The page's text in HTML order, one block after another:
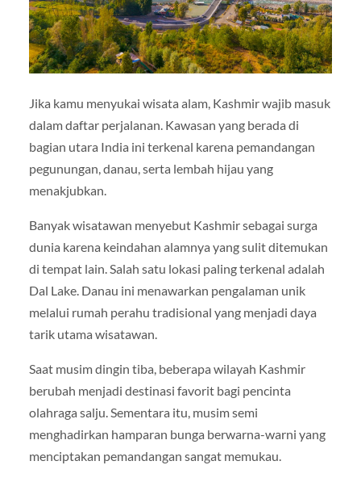
Jika kamu menyukai wisata alam, Kashmir wajib masuk
dalam daftar perjalanan. Kawasan yang berada di
bagian utara India ini terkenal karena pemandangan
pegunungan, danau, serta lembah hijau yang
menakjubkan.
Banyak wisatawan menyebut Kashmir sebagai surga
dunia karena keindahan alamnya yang sulit ditemukan
di tempat lain. Salah satu lokasi paling terkenal adalah
Dal Lake. Danau ini menawarkan pengalaman unik
melalui rumah perahu tradisional yang menjadi daya
tarik utama wisatawan.
Saat musim dingin tiba, beberapa wilayah Kashmir
berubah menjadi destinasi favorit bagi pencinta
olahraga salju. Sementara itu, musim semi
menghadirkan hamparan bunga berwarna-warni yang
menciptakan pemandangan sangat memukau.